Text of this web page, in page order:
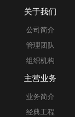
关于我们
公司简介
管理团队
组织机构
主营业务
业务简介
经典工程